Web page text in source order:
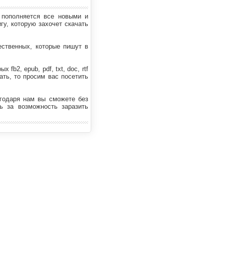
все новыми и
которую захочет скачать
которые пишут в
fb2, epub, pdf, txt, doc, rtf
то просим вас посетить
нам вы сможете без
за возможность заразить